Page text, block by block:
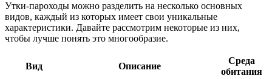
Утки-пароходы можно разделить на несколько основных
видов, каждый из которых имеет свои уникальные
характеристики. Давайте рассмотрим некоторые из них,
чтобы лучше понять это многообразие.
Вид Описание
Среда
обитания